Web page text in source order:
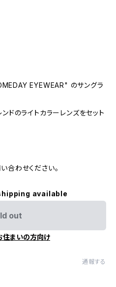
EYEWEAR" のサングラ
ドのライトカラーレンズをセット
合わせください。
available
out
住まいの方向け
通報する